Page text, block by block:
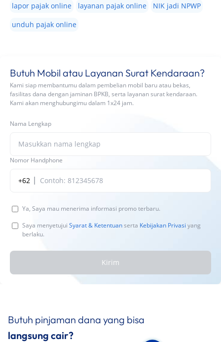
lapor pajak online
layanan pajak online
NIK jadi NPWP
unduh pajak online
Butuh Mobil atau Layanan Surat Kendaraan?
Kami siap membantumu dalam pembelian mobil baru atau bekas,
fasilitas dana dengan jaminan BPKB, serta layanan surat kendaraan.
Kami akan menghubungimu dalam 1x24 jam.
Nama Lengkap
Nomor Handphone
+62
Ya, Saya mau menerima informasi promo terbaru.
Saya menyetujui Syarat & Ketentuanserta Kebijakan Privasi yang
berlaku.
Kirim
Butuh pinjaman dana yang bisa
langsung cair?